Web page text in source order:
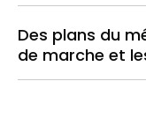
Des plans du
de marche et